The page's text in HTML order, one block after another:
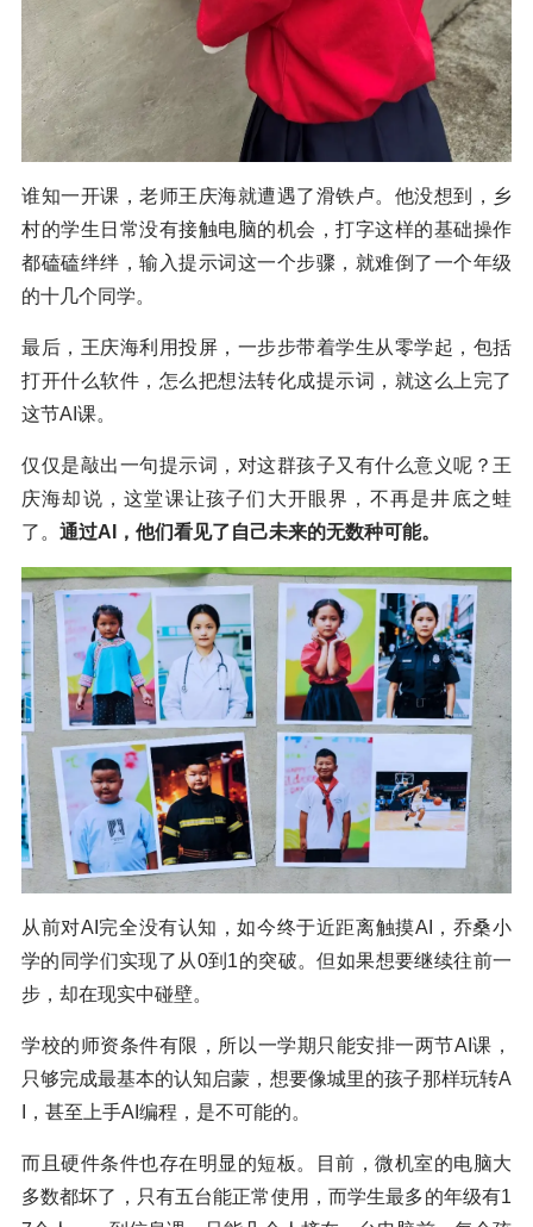
谁知一开课，老师王庆海就遭遇了滑铁卢。他没想到，乡
村的学生日常没有接触电脑的机会，打字这样的基础操作
都磕磕绊绊，输入提示词这一个步骤，就难倒了一个年级
的十几个同学。
最后，王庆海利用投屏，一步步带着学生从零学起，包括
打开什么软件，怎么把想法转化成提示词，就这么上完了
这节AI课。
仅仅是敲出一句提示词，对这群孩子又有什么意义呢？王
庆海却说，这堂课让孩子们大开眼界，不再是井底之蛙
了。 通过AI，他们看见了自己未来的无数种可能。
从前对AI完全没有认知，如今终于近距离触摸AI，乔桑小
学的同学们实现了从0到1的突破。但如果想要继续往前一
步，却在现实中碰壁。
学校的师资条件有限，所以一学期只能安排一两节AI课，
只够完成最基本的认知启蒙，想要像城里的孩子那样玩转A
I，甚至上手AI编程，是不可能的。
而且硬件条件也存在明显的短板。目前，微机室的电脑大
多数都坏了，只有五台能正常使用，而学生最多的年级有1